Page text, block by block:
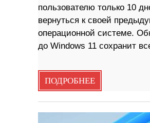
пользователю только 10
вернуться к своей
операционной системе.
до Windows 11 сохранит
ПОДРОБНЕЕ